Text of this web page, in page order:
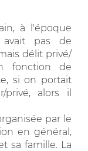
à l'époque
avait pas de
délit privé/
fonction de
si on portait
alors il
par le
en général,
sa famille. La